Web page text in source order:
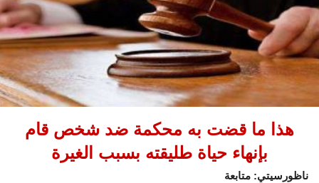
هذا ما قضت به محكمة ضد شخص قام
بإنهاء حياة طليقته بسبب الغيرة
ناظورسيتي: متابعة